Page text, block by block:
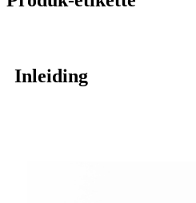
Inleiding